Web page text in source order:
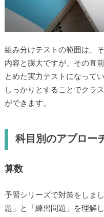
組み分けテストの範囲は、
内容と膨大ですが、その直
とめた実力テストになって
しっかりとすることでクラ
ができます。
科目別のアプロー
算数
予習シリーズで対策をしま
題」と「練習問題」を理解